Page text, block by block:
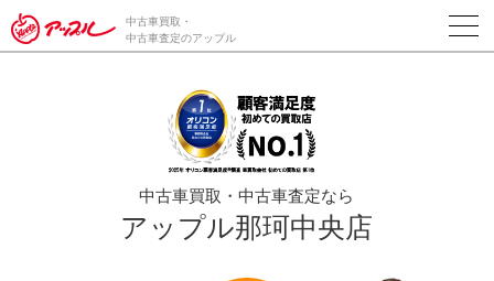
/*ABテスト_新規査定フォームの為のCVボタン*/
中古車買取・
中古車査定のアップル
中古車買取・中古車査定なら
アップル那珂中央店